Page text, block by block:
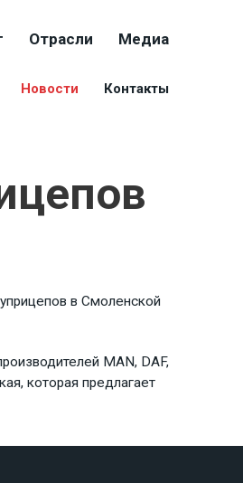
Отрасли Медиа
Новости Контакты
в Смоленской
MAN, DAF,
которая предлагает